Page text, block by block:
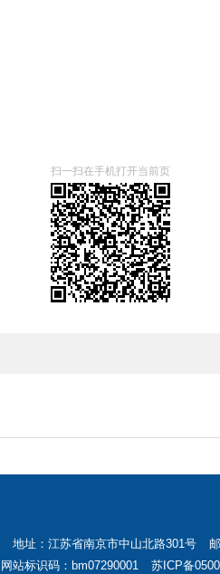
扫一扫在手机打开当前页
地址：江苏省南京市中山北路301号
网站标识码：bm07290001 苏ICP备